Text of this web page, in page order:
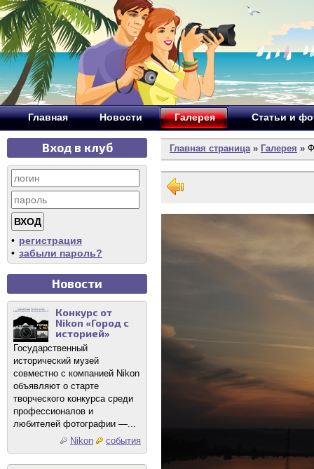
Главная Новости Галерея Статьи и
Вход в клуб
• регистрация
• забыли пароль?
Новости
Конкурс от
Nikon «Город с
историей»
Государственный
исторический музей
совместно с компанией Nikon
объявляют о старте
творческого конкурса среди
профессионалов и
любителей фотографии —...
Nikon
события
Главная страница» Галерея »